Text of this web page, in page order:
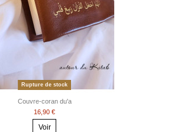
Rupture de stock
Couvre-coran du'a
16,90 €
Voir